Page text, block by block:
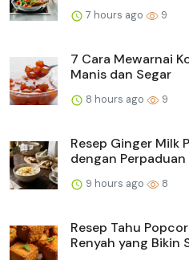
7 hours ago 9
7 Cara Mewarnai
Manis dan Segar
8 hours ago 9
Resep Ginger Milk
dengan Perpaduan
9 hours ago 8
Resep Tahu
Renyah yang Bikin